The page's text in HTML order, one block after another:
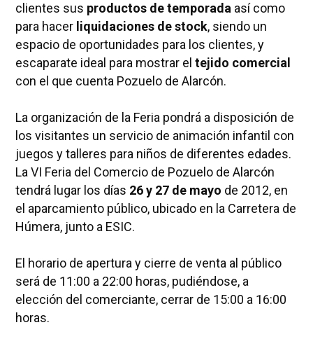
clientes sus productos de temporadaasí como
para hacer liquidaciones de stock, siendo un
espacio de oportunidades para los clientes, y
escaparate ideal para mostrar el tejido comercial
con el que cuenta Pozuelo de Alarcón.
La organización de la Feria pondrá a disposición de
los visitantes un servicio de animación infantil con
juegos y talleres para niños de diferentes edades.
La VI Feria del Comercio de Pozuelo de Alarcón
tendrá lugar los días 26 y 27 de mayo de 2012, en
el aparcamiento público, ubicado en la Carretera de
Húmera, junto a ESIC.
El horario de apertura y cierre de venta al público
será de 11:00 a 22:00 horas, pudiéndose, a
elección del comerciante, cerrar de 15:00 a 16:00
horas.